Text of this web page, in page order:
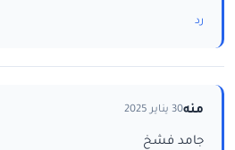
رد
منه30 يناير 2025
جامد فشخ